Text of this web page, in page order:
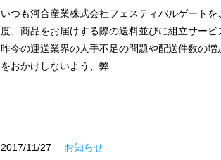
いつも河合産業株式会社フェスティバルゲート
度、商品をお届けする際の送料並びに組立サー
昨今の運送業界の人手不足の問題や配送件数の
をおかけしないよう、弊...
2017/11/27 お知らせ